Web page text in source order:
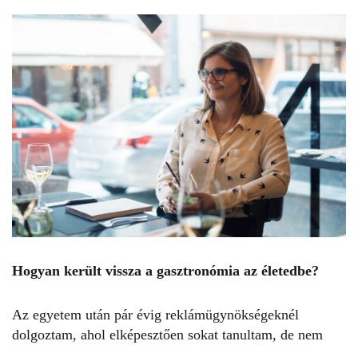
Hogyan került vissza a gasztronómia az életedbe?
Az egyetem után pár évig reklámügynökségeknél
dolgoztam, ahol elképesztően sokat tanultam, de nem